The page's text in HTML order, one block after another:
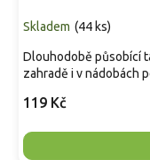
Skladem (44 ks)
119 Kč
Dlouhodobě působící
zahradě i v nádobách